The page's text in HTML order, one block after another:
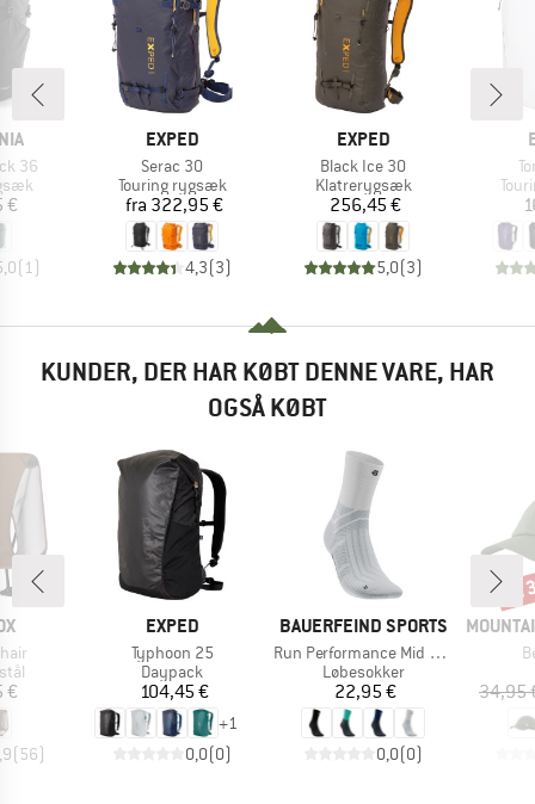
36
€
( 1)
MÆRKE
EXPED
Artikel
Serac 30
Produktgruppe
Touring rygsæk
Pris
fra 322,95 €
4,3(3)
MÆRKE
EXPED
Artikel
Black Ice 30
Produktgruppe
Klatrerygsæk
Pris
256,45 €
5,0(3)
KUNDER, DER HAR KØBT DENNE VARE, HAR
OGSÅ KØBT
€
(56)
MÆRKE
EXPED
Artikel
Typhoon 25
Produktgruppe
Daypack
Pris
104,45 €
+1
0,0(0)
MÆRKE
BAUERFEIND SPORTS
Artikel
Run Performance Mid Cut Socks
Produktgruppe
Løbesokker
Pris
22,95 €
0,0(0)
MÆRKE
34,95